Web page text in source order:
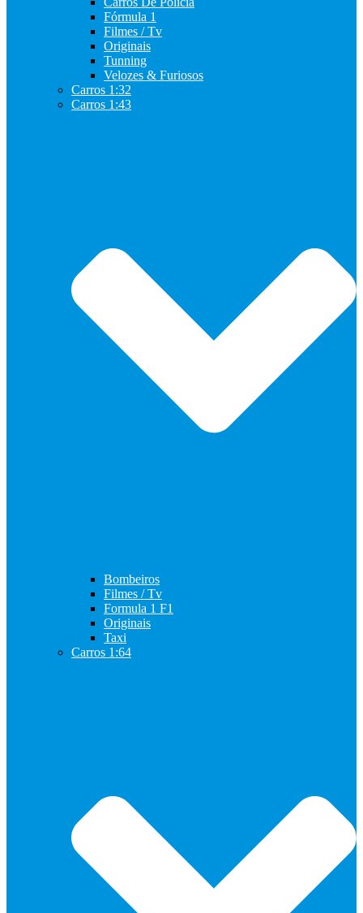
Fórmula 1
Filmes / Tv
Originais
Tunning
Velozes & Furiosos
Carros 1:32
Carros 1:43
Bombeiros
Filmes / Tv
Formula 1 F1
Originais
Taxi
Carros 1:64